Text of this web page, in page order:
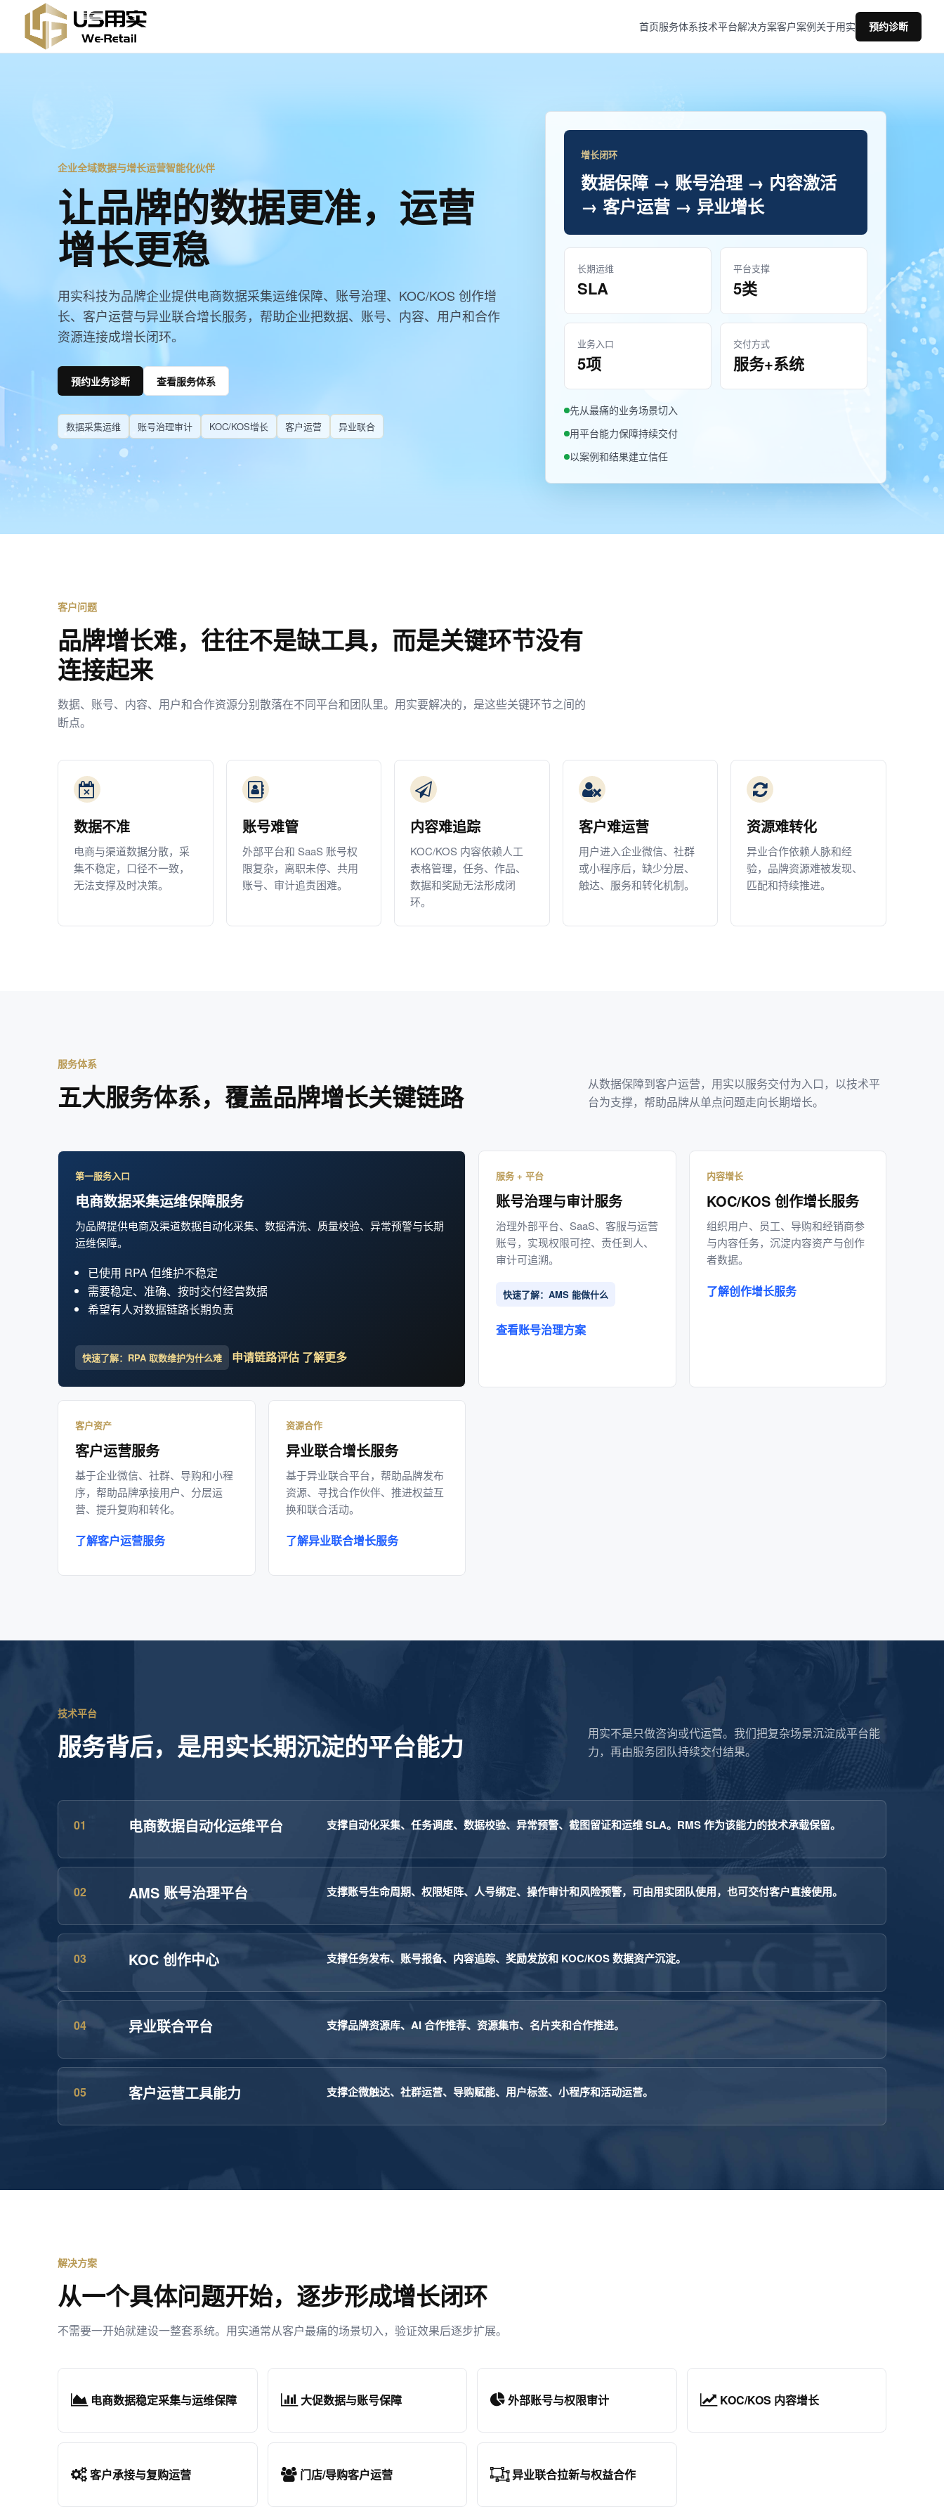
首页服务体系技术平台解决方案客户案例关于用实 预约诊断
企业全域数据与增长运营智能化伙伴
让品牌的数据更准，运营
增长更稳
用实科技为品牌企业提供电商数据采集运维保障、账号治理、KOC/KOS 创作增
长、客户运营与异业联合增长服务，帮助企业把数据、账号、内容、用户和合作
资源连接成增长闭环。
预约业务诊断 查看服务体系
数据采集运维 账号治理审计 KOC/KOS增长 客户运营 异业联合
增长闭环
数据保障 → 账号治理 → 内容激活
→ 客户运营 → 异业增长
长期运维
SLA
平台支撑
5类
业务入口
5项
交付方式
服务+系统
先从最痛的业务场景切入
用平台能力保障持续交付
以案例和结果建立信任
客户问题
品牌增长难，往往不是缺工具，而是关键环节没有
连接起来
数据、账号、内容、用户和合作资源分别散落在不同平台和团队里。用实要解决的，是这些关键环节之间的
断点。
数据不准
电商与渠道数据分散，采
集不稳定，口径不一致，
无法支撑及时决策。
账号难管
外部平台和 SaaS 账号权
限复杂，离职未停、共用
账号、审计追责困难。
内容难追踪
KOC/KOS 内容依赖人工
表格管理，任务、作品、
数据和奖励无法形成闭
环。
客户难运营
用户进入企业微信、社群
或小程序后，缺少分层、
触达、服务和转化机制。
资源难转化
异业合作依赖人脉和经
验，品牌资源难被发现、
匹配和持续推进。
服务体系
五大服务体系，覆盖品牌增长关键链路
从数据保障到客户运营，用实以服务交付为入口，以技术平
台为支撑，帮助品牌从单点问题走向长期增长。
第一服务入口
电商数据采集运维保障服务
为品牌提供电商及渠道数据自动化采集、数据清洗、质量校验、异常预警与长期
运维保障。
已使用 RPA 但维护不稳定
需要稳定、准确、按时交付经营数据
希望有人对数据链路长期负责
快速了解：RPA 取数维护为什么难 申请链路评估 了解更多
服务 + 平台
账号治理与审计服务
治理外部平台、SaaS、客服与运营
账号，实现权限可控、责任到人、
审计可追溯。
快速了解：AMS 能做什么
查看账号治理方案
内容增长
KOC/KOS 创作增长服务
组织用户、员工、导购和经销商参
与内容任务，沉淀内容资产与创作
者数据。
了解创作增长服务
客户资产
客户运营服务
基于企业微信、社群、导购和小程
序，帮助品牌承接用户、分层运
营、提升复购和转化。
了解客户运营服务
资源合作
异业联合增长服务
基于异业联合平台，帮助品牌发布
资源、寻找合作伙伴、推进权益互
换和联合活动。
了解异业联合增长服务
技术平台
服务背后，是用实长期沉淀的平台能力
用实不是只做咨询或代运营。我们把复杂场景沉淀成平台能
力，再由服务团队持续交付结果。
01 电商数据自动化运维平台 支撑自动化采集、任务调度、数据校验、异常预警、截图留证和运维 SLA。RMS 作为该能力的技术承载保留。
02 AMS 账号治理平台 支撑账号生命周期、权限矩阵、人号绑定、操作审计和风险预警，可由用实团队使用，也可交付客户直接使用。
03 KOC 创作中心 支撑任务发布、账号报备、内容追踪、奖励发放和 KOC/KOS 数据资产沉淀。
04 异业联合平台 支撑品牌资源库、AI 合作推荐、资源集市、名片夹和合作推进。
05 客户运营工具能力 支撑企微触达、社群运营、导购赋能、用户标签、小程序和活动运营。
解决方案
从一个具体问题开始，逐步形成增长闭环
不需要一开始就建设一整套系统。用实通常从客户最痛的场景切入，验证效果后逐步扩展。
电商数据稳定采集与运维保障 大促数据与账号保障 外部账号与权限审计 KOC/KOS 内容增长
客户承接与复购运营 门店/导购客户运营 异业联合拉新与权益合作